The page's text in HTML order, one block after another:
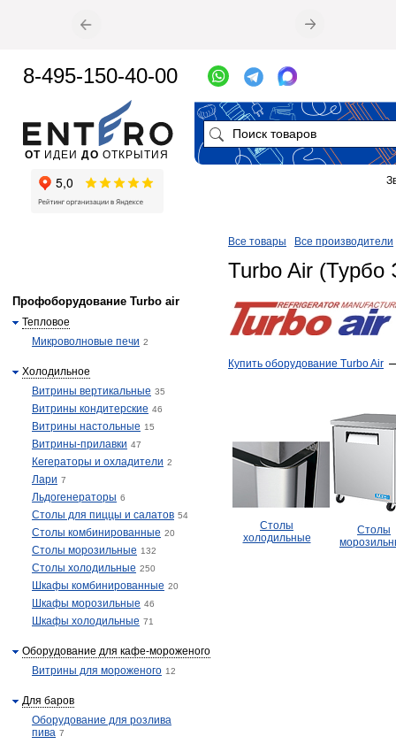
Все товары Все производители
Turbo Air (Турбо
Купить оборудование Turbo Air
Столы
холодильные
Столы
Профоборудование Turbo air
Тепловое
Микроволновые печи 2
Холодильное
Витрины вертикальные 35
Витрины кондитерские 46
Витрины настольные 15
Витрины-прилавки 47
Кегераторы и охладители 2
Лари 7
Льдогенераторы 6
Столы для пиццы и салатов 54
Столы комбинированные 20
Столы морозильные 132
Столы холодильные 250
Шкафы комбинированные 20
Шкафы морозильные 46
Шкафы холодильные 71
Оборудование для кафе-мороженого
Витрины для мороженого 12
Для баров
Оборудование для розлива
пива 7
ОТ ИДЕИ ДО ОТКРЫТИЯ
8-495-150-40-00